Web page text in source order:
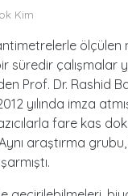
Kim
süredir çalışmalar
Prof. Dr. Rashid
yılında imza
fare kas
araştırma